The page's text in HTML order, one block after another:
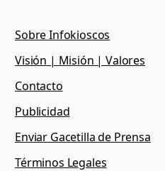
Sobre Infokioscos
Visión | Misión | Valores
Contacto
Publicidad
Enviar Gacetilla de Prensa
Términos Legales